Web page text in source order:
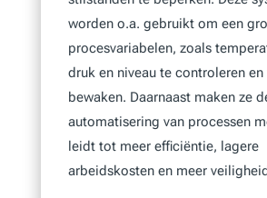
worden o.a. gebruikt om een
procesvariabelen, zoals
druk en niveau te controleren en
bewaken. Daarnaast maken ze
automatisering van processen
leidt tot meer efficiëntie, lagere
arbeidskosten en meer